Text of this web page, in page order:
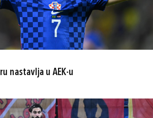
nastavlja u AEK-u